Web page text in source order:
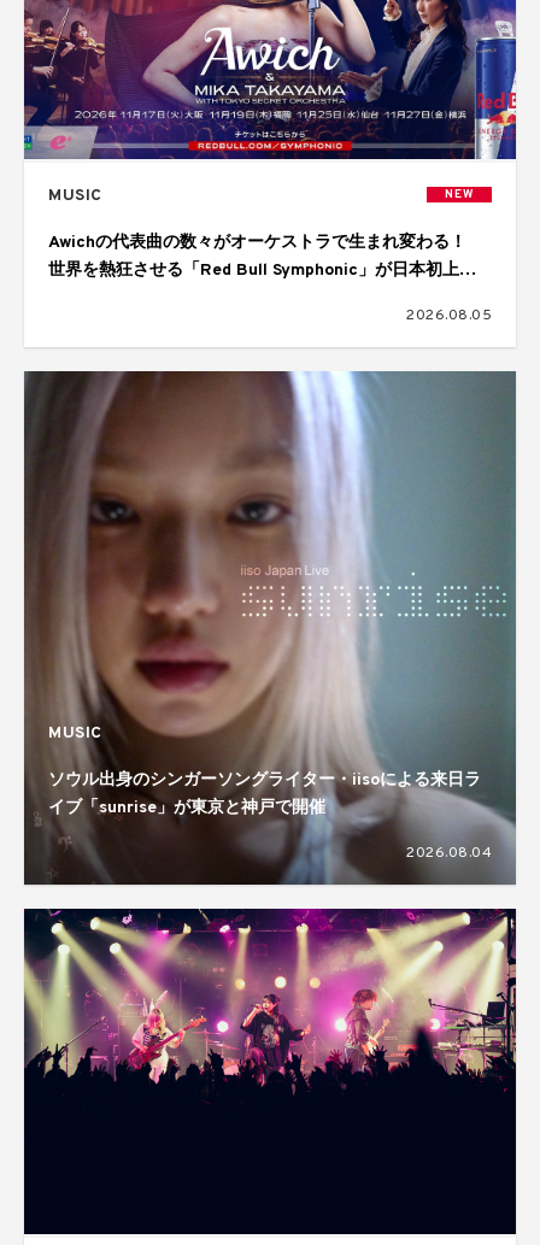
MUSIC NEW
Awichの代表曲の数々がオーケストラで生まれ変わる！
世界を熱狂させる「Red Bull Symphonic」が日本初上
2026.08.05
MUSIC
ソウル出身のシンガーソングライター・iisoによる来日ラ
イブ「sunrise」が東京と神戸で開催
2026.08.04